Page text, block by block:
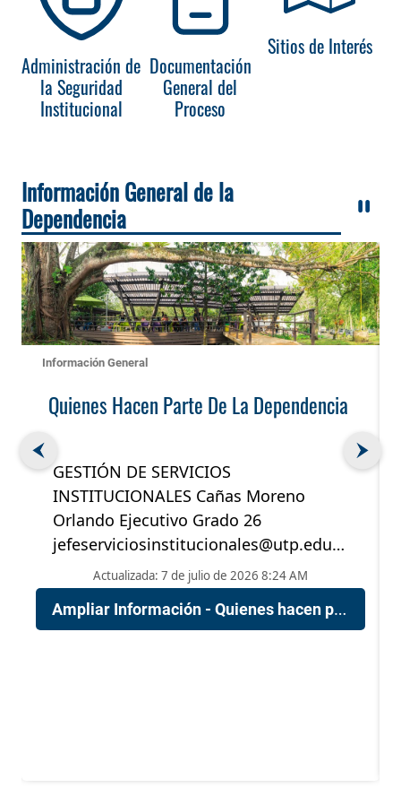
Administración de
la Seguridad
Institucional
Documentación
General del
Proceso
Sitios de Interés
Información General de la
Dependencia
Información General
Quienes Hacen Parte De La Dependencia
GESTIÓN DE SERVICIOS
INSTITUCIONALES Cañas Moreno
Orlando Ejecutivo Grado 26
jefeserviciosinstitucionales@utp.edu.co
7285 Trejos Célix Diana Lucía
Transitorio Administrativo Asistencial
III […]
Actualizada: 7 de julio de 2026 8:24 AM
Ampliar Información - Quienes hacen parte de la dependencia